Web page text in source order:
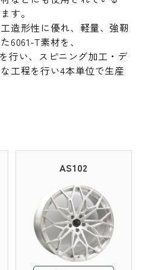
す。
造形性に優れ、軽量、強靭
6061-T素材を、
行い、スピニング加工・デ
工程を行い4本単位で生産
AS102